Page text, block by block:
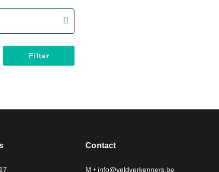
to date label
Filter
Contact
M • info@veldverkenners.be